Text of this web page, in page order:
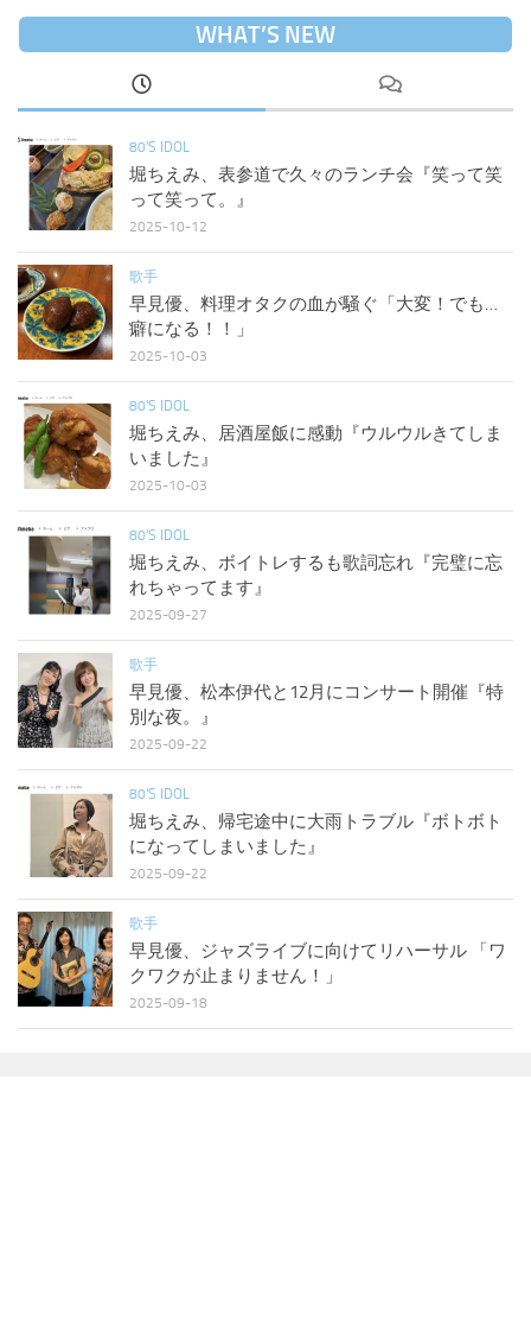
WHAT’S NEW
80'S IDOL
堀ちえみ、表参道で久々のランチ会『笑って笑
って笑って。』
2025-10-12
歌手
早見優、料理オタクの血が騒ぐ「大変！でも…
癖になる！！」
2025-10-03
80'S IDOL
堀ちえみ、居酒屋飯に感動『ウルウルきてしま
いました』
2025-10-03
80'S IDOL
堀ちえみ、ボイトレするも歌詞忘れ『完璧に忘
れちゃってます』
2025-09-27
歌手
早見優、松本伊代と12月にコンサート開催『特
別な夜。』
2025-09-22
80'S IDOL
堀ちえみ、帰宅途中に大雨トラブル『ボトボト
になってしまいました』
2025-09-22
歌手
早見優、ジャズライブに向けてリハーサル 「ワ
クワクが止まりません！」
2025-09-18